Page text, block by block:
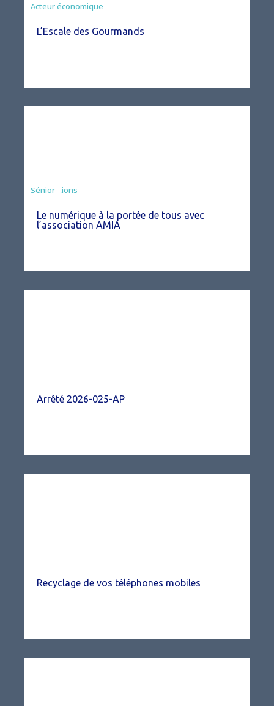
Acteur économique
L’Escale des Gourmands
Associations
Sénior
Le numérique à la portée de tous avec
l’association AMIA
Arrêté 2026-025-AP
Recyclage de vos téléphones mobiles